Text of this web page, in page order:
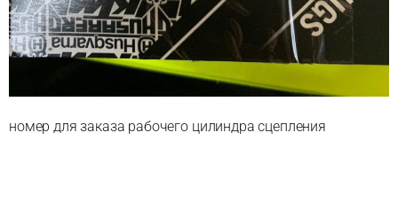
номер для заказа рабочего цилиндра сцепления